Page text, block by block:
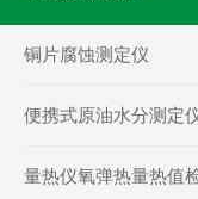
铜片腐蚀测定仪
便携式原油水分测定
量热仪氧弹热量热值